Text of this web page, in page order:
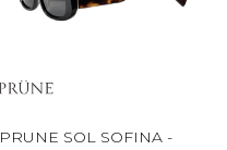
PRUNE SOL SOFINA -